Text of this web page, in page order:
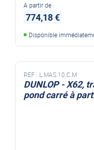
A partir de
774,18 €
Disponible
REF : L.MAS.10.C.M
DUNLOP - X62,
pond carré à